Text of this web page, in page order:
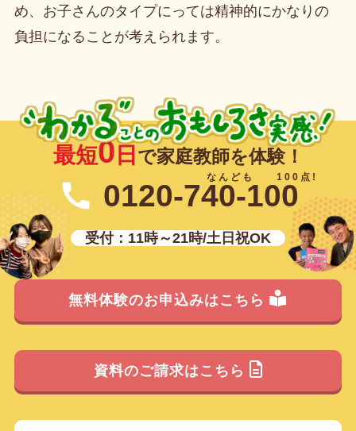
め、お子さんのタイプにっては精神的にかなりの
負担になることが考えられます。
最短0 日 で家庭教師を体験！
0120-740-100
受付：11時～21時/土日祝OK
無料体験のお申込みはこちら
資料のご請求はこちら